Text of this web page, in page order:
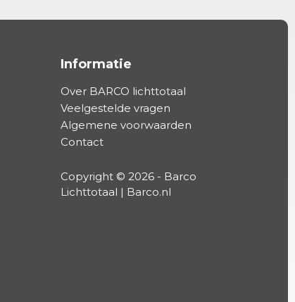
Informatie
Over BARCO lichttotaal
Veelgestelde vragen
Algemene voorwaarden
Contact
Copyright © 2026 - Barco
Lichttotaal | Barco.nl